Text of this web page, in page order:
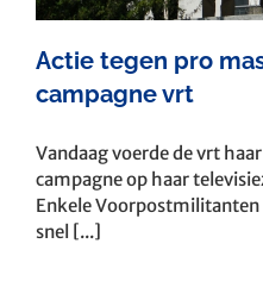
Actie tegen pro
campagne vrt
Vandaag voerde de vrt
campagne op haar
Enkele
snel [...]